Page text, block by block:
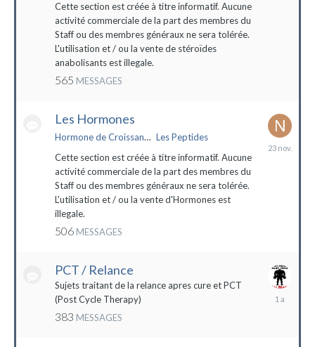
Cette section est créée à titre informatif. Aucune
activité commerciale de la part des membres du
Staff ou des membres généraux ne sera tolérée.
L'utilisation et / ou la vente de stéroïdes
anabolisants est illegale.
565 MESSAGES
Les Hormones
Hormone de Croissance (HGH) Les Peptides
Cette section est créée à titre informatif. Aucune
activité commerciale de la part des membres du
Staff ou des membres généraux ne sera tolérée.
L'utilisation et / ou la vente d'Hormones est
illegale.
506 MESSAGES
23
PCT / Relance
Sujets traitant de la relance apres cure et PCT
(Post Cycle Therapy)
383 MESSAGES
13